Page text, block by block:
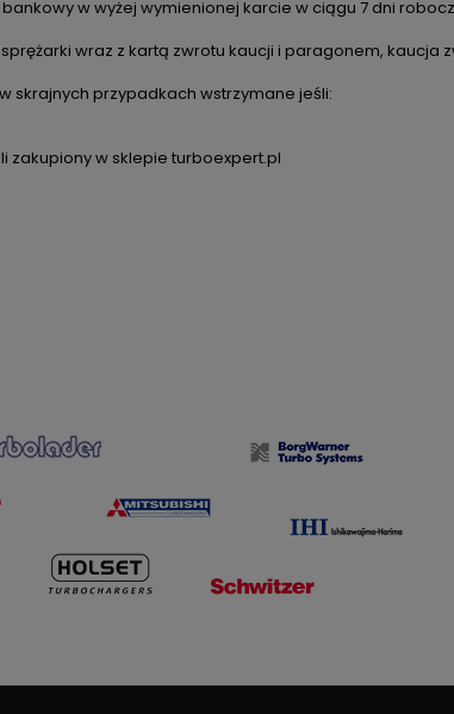
w wyżej wymienionej karcie w ciągu 7 dni
wraz z kartą zwrotu kaucji i paragonem, kaucja
skrajnych przypadkach wstrzymane jeśli:
zakupiony w sklepie turboexpert.pl